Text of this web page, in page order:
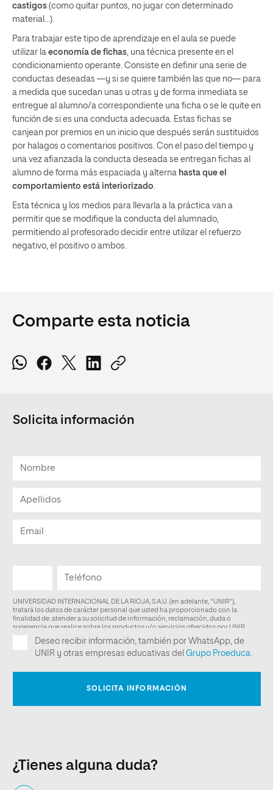
castigos (como quitar puntos, no jugar con determinado
material…).
Para trabajar este tipo de aprendizaje en el aula se puede
utilizar la economía de fichas, una técnica presente en el
condicionamiento operante. Consiste en definir una serie de
conductas deseadas —y si se quiere también las que no— para
a medida que sucedan unas u otras y de forma inmediata se
entregue al alumno/a correspondiente una ficha o se le quite en
función de si es una conducta adecuada. Estas fichas se
canjean por premios en un inicio que después serán sustituidos
por halagos o comentarios positivos. Con el paso del tiempo y
una vez afianzada la conducta deseada se entregan fichas al
alumno de forma más espaciada y alterna hasta que el
comportamiento está interiorizado.
Esta técnica y los medios para llevarla a la práctica van a
permitir que se modifique la conducta del alumnado,
permitiendo al profesorado decidir entre utilizar el refuerzo
negativo, el positivo o ambos.
Comparte esta noticia
Solicita información
¿Tienes alguna duda?